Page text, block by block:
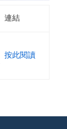
連結
按此閱讀